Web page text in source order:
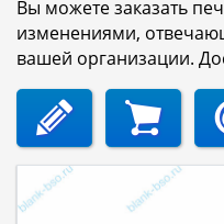
Вы можете заказать
изменениями,
вашей организации.